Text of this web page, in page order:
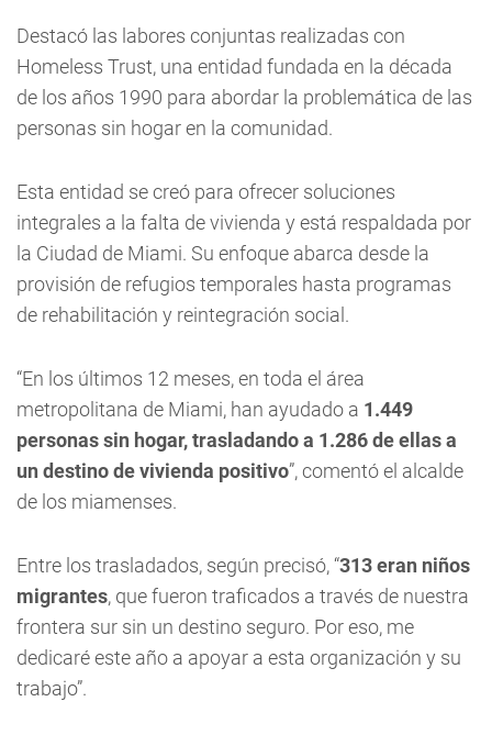
Destacó las labores conjuntas realizadas con
Homeless Trust, una entidad fundada en la década
de los años 1990 para abordar la problemática de las
personas sin hogar en la comunidad.
Esta entidad se creó para ofrecer soluciones
integrales a la falta de vivienda y está respaldada por
la Ciudad de Miami. Su enfoque abarca desde la
provisión de refugios temporales hasta programas
de rehabilitación y reintegración social.
“En los últimos 12 meses, en toda el área
metropolitana de Miami, han ayudado a 1.449
personas sin hogar, trasladando a 1.286 de ellas a
un destino de vivienda positivo”, comentó el alcalde
de los miamenses.
Entre los trasladados, según precisó, “313 eran niños
migrantes, que fueron traficados a través de nuestra
frontera sur sin un destino seguro. Por eso, me
dedicaré este año a apoyar a esta organización y su
trabajo”.